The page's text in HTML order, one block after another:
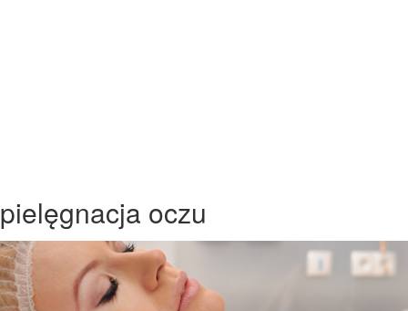
pielęgnacja oczu